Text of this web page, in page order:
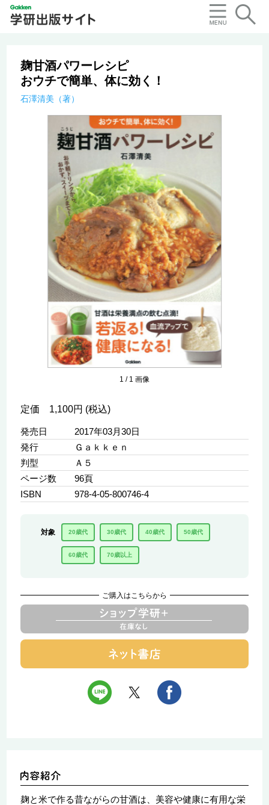
麹甘酒パワーレシピ
おウチで簡単、体に効く！
石澤清美（著）
1 / 1 画像
定価 1,100円 (税込)
発売日
2017年03月30日
発行
Ｇａｋｋｅｎ
判型
Ａ５
ページ数
96頁
ISBN
978-4-05-800746-4
対象 20歳代 30歳代 40歳代 50歳代
60歳代 70歳以上
ご購入はこちらから
麹と米で作る昔ながらの甘酒は、美容や健康に有用な栄